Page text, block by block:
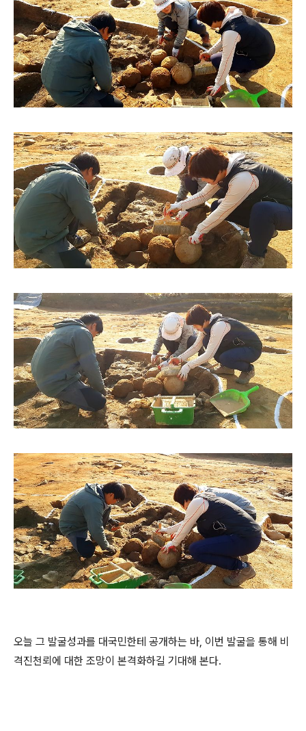
오늘 그 발굴성과를 대국민한테 공개하는 바, 이번 발굴을 통해 비
격진천뢰에 대한 조망이 본격화하길 기대해 본다.